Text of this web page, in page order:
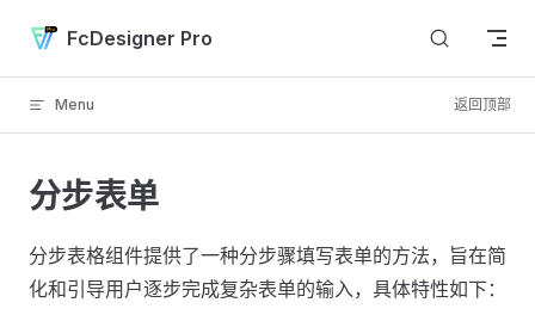
Skip to content
FcDesigner Pro
Menu 返回顶部
分步表单
分步表格组件提供了一种分步骤填写表单的方法，旨在简
化和引导用户逐步完成复杂表单的输入，具体特性如下：